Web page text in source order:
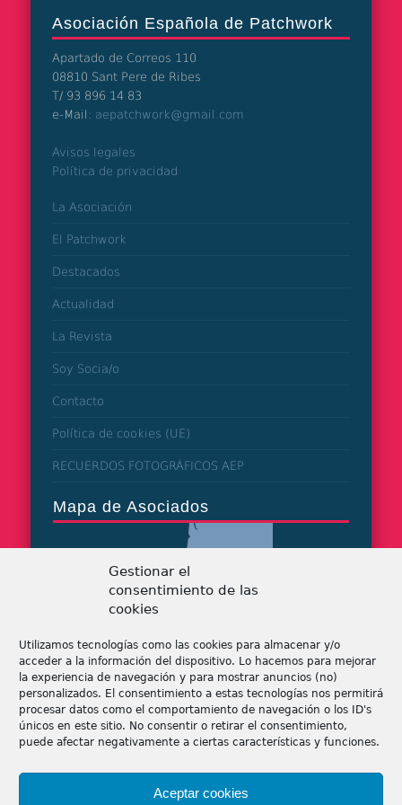
Gestionar el
consentimiento de las
cookies
Utilizamos tecnologías como las cookies para almacenar y/o
acceder a la información del dispositivo. Lo hacemos para mejorar
la experiencia de navegación y para mostrar anuncios (no)
personalizados. El consentimiento a estas tecnologías nos permitirá
procesar datos como el comportamiento de navegación o los ID's
únicos en este sitio. No consentir o retirar el consentimiento,
puede afectar negativamente a ciertas características y funciones.
Aceptar cookies
Asociación Española de Patchwork
Apartado de Correos 110
08810 Sant Pere de Ribes
T/ 93 896 14 83
e-Mail: aepatchwork@gmail.com
Avisos legales
Política de privacidad
La Asociación
El Patchwork
Destacados
Actualidad
La Revista
Soy Socia/o
Contacto
Política de cookies (UE)
RECUERDOS FOTOGRÁFICOS AEP
Mapa de Asociados